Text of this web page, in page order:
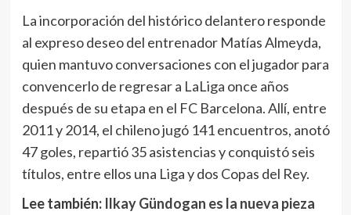
La incorporación del histórico delantero responde
al expreso deseo del entrenador Matías Almeyda,
quien mantuvo conversaciones con el jugador para
convencerlo de regresar a LaLiga once años
después de su etapa en el FC Barcelona. Allí, entre
2011 y 2014, el chileno jugó 141 encuentros, anotó
47 goles, repartió 35 asistencias y conquistó seis
títulos, entre ellos una Liga y dos Copas del Rey.
Lee también: Ilkay Gündogan es la nueva pieza